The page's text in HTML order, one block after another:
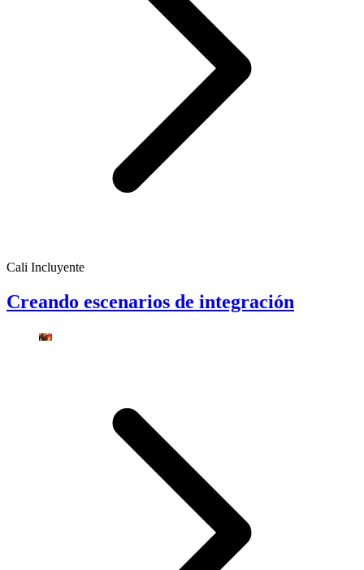
Cali Incluyente
Creando escenarios de integración